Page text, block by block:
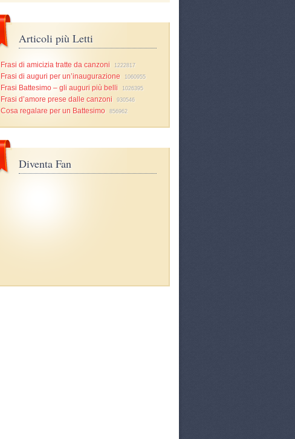
Articoli più Letti
Frasi di amicizia tratte da canzoni 1222817
Frasi di auguri per un’inaugurazione 1060955
Frasi Battesimo – gli auguri più belli 1026395
Frasi d’amore prese dalle canzoni 930546
Cosa regalare per un Battesimo 856962
Diventa Fan